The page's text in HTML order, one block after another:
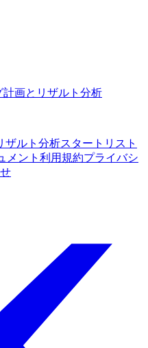
画とリザルト分析
ザルト分析スタートリスト
メント 利用規約プライバシ